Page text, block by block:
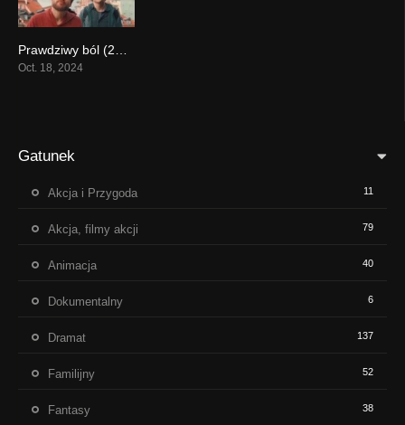
0
Oct. 18, 2024
Gatunek
Akcja i Przygoda 11
Akcja, filmy akcji 79
Animacja 40
Dokumentalny 6
Dramat 137
Familijny 52
Fantasy 38